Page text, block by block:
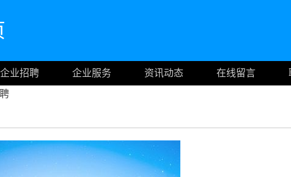
企业招聘 企业服务 资讯动态 在线留言